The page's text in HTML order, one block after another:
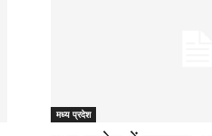
मध्य प्रदेश